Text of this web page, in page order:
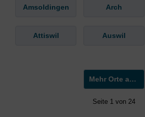
Amsoldingen Arch
Attiswil Auswil
Mehr Orte anzeigen »
Seite 1 von 24